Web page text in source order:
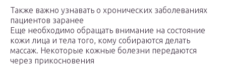
Также важно узнавать о хронических заболеваниях
пациентов заранее
Еще необходимо обращать внимание на состояние
кожи лица и тела того, кому собираются делать
массаж. Некоторые кожные болезни передаются
через прикосновения